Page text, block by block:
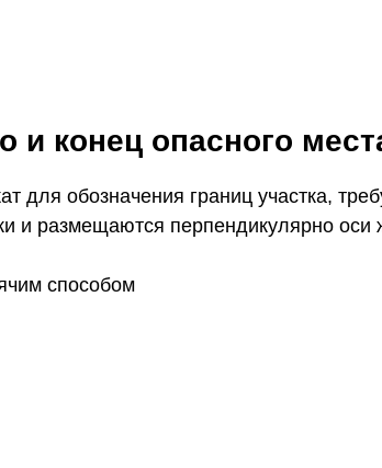
и конец опасного
для обозначения границ участка,
и размещаются перпендикулярно оси
способом